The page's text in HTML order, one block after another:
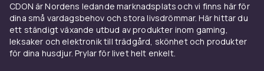
CDON är Nordens ledande marknadsplats och vi finns här för
dina små vardagsbehov och stora livsdrömmar. Här hittar du
ett ständigt växande utbud av produkter inom gaming,
leksaker och elektronik till trädgård, skönhet och produkter
för dina husdjur. Prylar för livet helt enkelt.